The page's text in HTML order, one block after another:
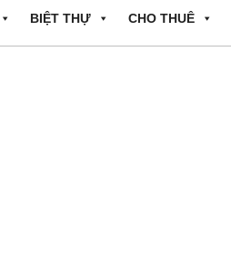
BIỆT THỰ CHO THUÊ